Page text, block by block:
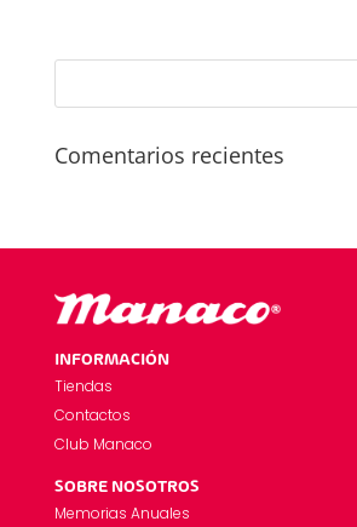
Comentarios recientes
INFORMACIÓN
Tiendas
Contactos
Club Manaco
SOBRE NOSOTROS
Memorias Anuales